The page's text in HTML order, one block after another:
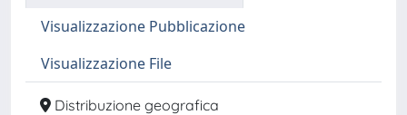
Visualizzazione Pubblicazione
Visualizzazione File
Distribuzione geografica